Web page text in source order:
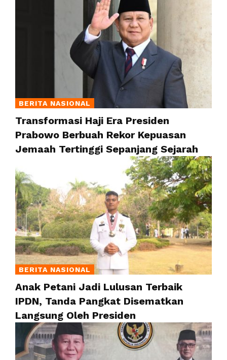
BERITA NASIONAL
Transformasi Haji Era Presiden
Prabowo Berbuah Rekor Kepuasan
Jemaah Tertinggi Sepanjang Sejarah
BERITA NASIONAL
Anak Petani Jadi Lulusan Terbaik
IPDN, Tanda Pangkat Disematkan
Langsung Oleh Presiden